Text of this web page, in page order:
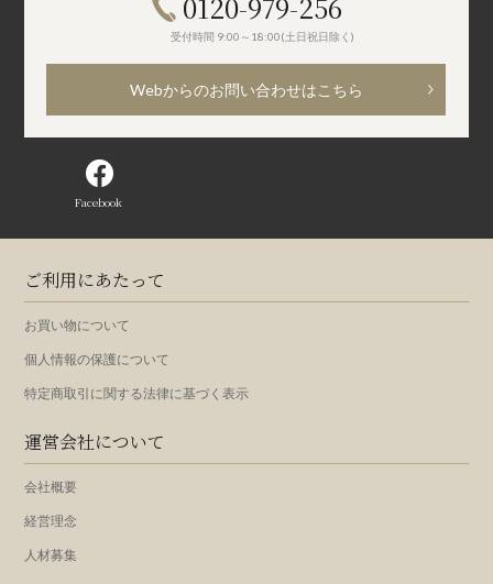
受付時間 9:00～18:00(土日祝日除く)
Webからのお問い合わせはこちら
Facebook
ご利用にあたって
お買い物について
個人情報の保護について
特定商取引に関する法律に基づく表示
運営会社について
会社概要
経営理念
人材募集